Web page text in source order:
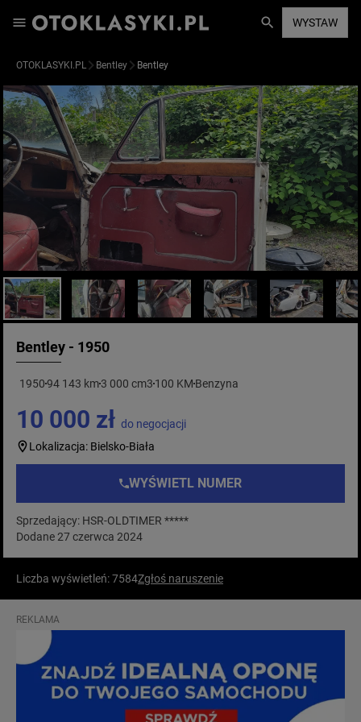
WYSTAW
OTOKLASYKI.PL Bentley Bentley
Bentley - 1950
195094 143 km3 000 cm3 100 KM Benzyna
10 000 zł do negocjacji
Lokalizacja: Bielsko-Biała
WYŚWIETL NUMER
Sprzedający: HSR-OLDTIMER *****
Dodane 27 czerwca 2024
Liczba wyświetleń: 7584Zgłoś naruszenie
REKLAMA